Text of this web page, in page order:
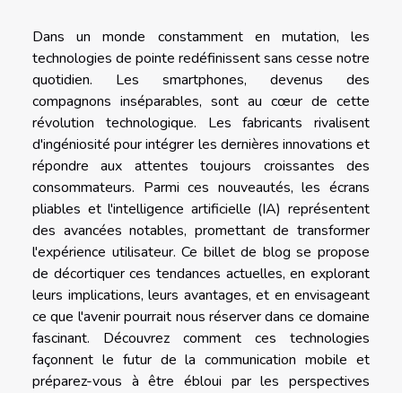
Dans un monde constamment en mutation, les
technologies de pointe redéfinissent sans cesse notre
quotidien. Les smartphones, devenus des
compagnons inséparables, sont au cœur de cette
révolution technologique. Les fabricants rivalisent
d'ingéniosité pour intégrer les dernières innovations et
répondre aux attentes toujours croissantes des
consommateurs. Parmi ces nouveautés, les écrans
pliables et l'intelligence artificielle (IA) représentent
des avancées notables, promettant de transformer
l'expérience utilisateur. Ce billet de blog se propose
de décortiquer ces tendances actuelles, en explorant
leurs implications, leurs avantages, et en envisageant
ce que l'avenir pourrait nous réserver dans ce domaine
fascinant. Découvrez comment ces technologies
façonnent le futur de la communication mobile et
préparez-vous à être ébloui par les perspectives